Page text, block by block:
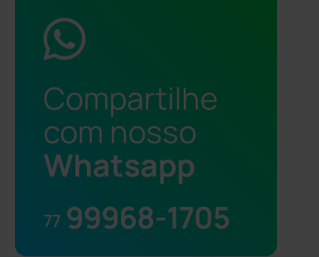
Compartilhe
com nosso
Whatsapp
77 99968-1705